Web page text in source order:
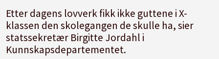
Etter dagens lovverk fikk ikke guttene i X-
klassen den skolegangen de skulle ha, sier
statssekretær Birgitte Jordahl i
Kunnskapsdepartementet.